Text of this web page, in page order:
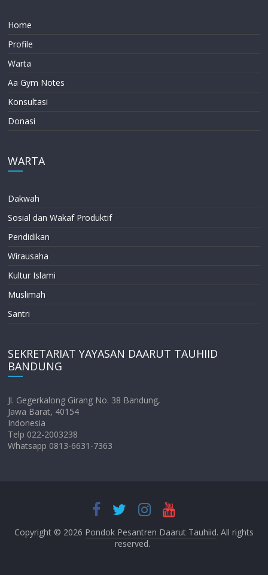
Home
Profile
Warta
Aa Gym Notes
Konsultasi
Donasi
WARTA
Dakwah
Sosial dan Wakaf Produktif
Pendidikan
Wirausaha
Kultur Islami
Muslimah
Santri
SEKRETARIAT YAYASAN DAARUT TAUHIID
BANDUNG
Jl. Gegerkalong Girang No. 38 Bandung,
Jawa Barat, 40154
Indonesia
Telp 022-2003238
Whatsapp 0813-6631-7363
Copyright © 2026 Pondok Pesantren Daarut Tauhiid. All rights
reserved.